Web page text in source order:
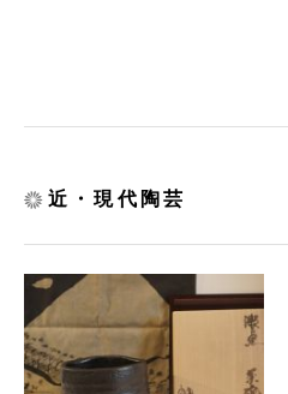
近・現代陶芸